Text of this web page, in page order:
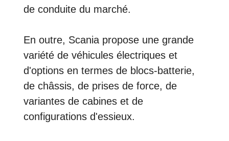
de conduite du marché.
En outre, Scania propose une grande
variété de véhicules électriques et
d'options en termes de blocs-batterie,
de châssis, de prises de force, de
variantes de cabines et de
configurations d'essieux.